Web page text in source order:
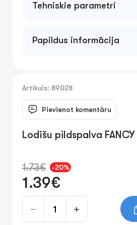
Tehniskie parametri
Papildus informācija
Artikuls: 89028
Pievienot komentāru
Lodīšu pildspalva
1.73€ -20%
1.39€